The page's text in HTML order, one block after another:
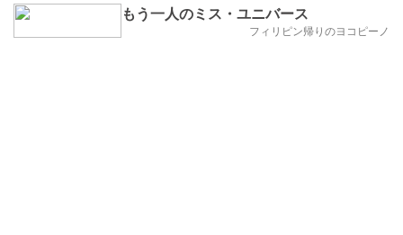
もう一人のミス・ユニバース
フィリピン帰りのヨコピーノ